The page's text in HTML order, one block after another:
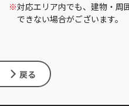
※対応エリア内でも、建物・周
できない場合がございます。
戻る